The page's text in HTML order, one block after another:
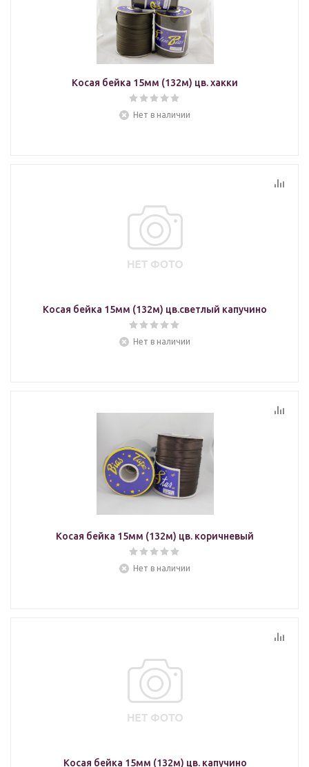
Косая бейка 15мм (132м) цв. хакки
Нет в наличии
Косая бейка 15мм (132м) цв.светлый капучино
Нет в наличии
Косая бейка 15мм (132м) цв. коричневый
Нет в наличии
Косая бейка 15мм (132м) цв. капучино